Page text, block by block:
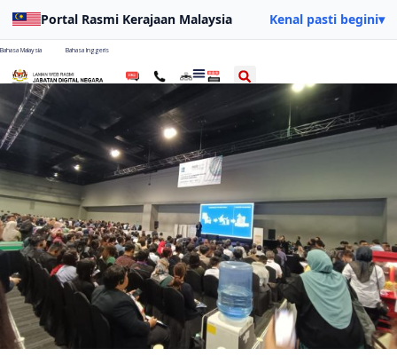
Portal Rasmi Kerajaan Malaysia Kenal pasti begini▾
Bahasa Malaysia Bahasa Inggeris